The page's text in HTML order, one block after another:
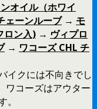
オイル（ホワイ
ェーンルーブ→ モ
ロン入) → ヴィプロ
→ ワコーズ CHL チ
イクには不向きでし
ワコーズはアウター